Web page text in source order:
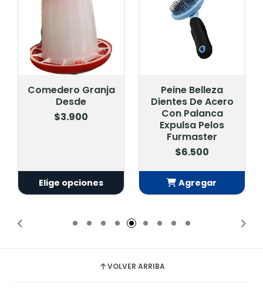
Comedero Granja
Desde
$3.900
Elige opciones
Peine Belleza
Dientes De Acero
Con Palanca
Expulsa Pelos
Furmaster
$6.500
Agregar
VOLVER ARRIBA